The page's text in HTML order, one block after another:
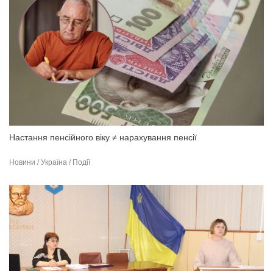
Настання пенсійного віку ≠ нарахування пенсії
Новини / Україна / Події